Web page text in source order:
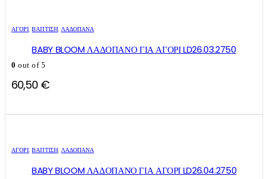
ΑΓΌΡΙ,ΒΑΠΤΙΣΗ, ΛΑΔΌΠΑΝΑ
BABY BLOOM ΛΑΔΟΠΑΝΟ ΓΙΑ ΑΓΟΡΙ LD26.03.2750
0 out of 5
60,50 €
ΑΓΌΡΙ,ΒΑΠΤΙΣΗ, ΛΑΔΌΠΑΝΑ
BABY BLOOM ΛΑΔΟΠΑΝΟ ΓΙΑ ΑΓΟΡΙ LD26.04.2750